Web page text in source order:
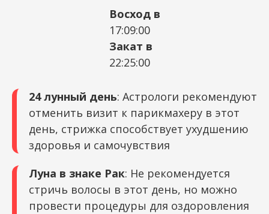
Восход в
17:09:00
Закат в
22:25:00
24 лунный день: Астрологи рекомендуют
отменить визит к парикмахеру в этот
день, стрижка способствует ухудшению
здоровья и самочувствия
Луна в знаке Рак: Не рекомендуется
стричь волосы в этот день, но можно
провести процедуры для оздоровления